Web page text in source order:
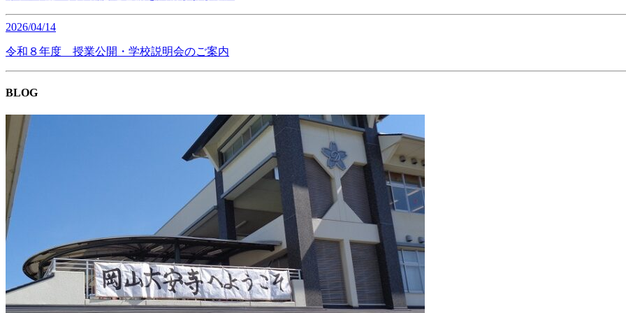
2026/04/14
令和８年度 授業公開・学校説明会のご案内
BLOG